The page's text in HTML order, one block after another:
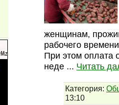
женщинам,
рабочего
При этом оплата
неде ... Читать
Категория:
13:10